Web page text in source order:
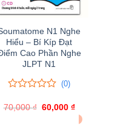
N1 Nghe
Hiểu – Bí Kíp Đạt
Cao Phần Nghe
JLPT N1
trên
(0)
70,000₫ Giá
60,000 ₫Giá
hiện
tại